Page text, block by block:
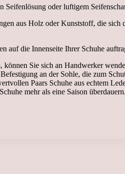
oder luftigem
aus Holz oder Kunststoff, die sich
auf die Innenseite Ihrer Schuhe
Sie sich an Handwerker
an der Sohle, die zum
Paars Schuhe aus echtem
mehr als eine Saison überdauern.